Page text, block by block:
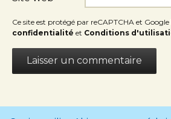
Ce site est protégé par reCAPTCHA et Google
confidentialité et Conditions